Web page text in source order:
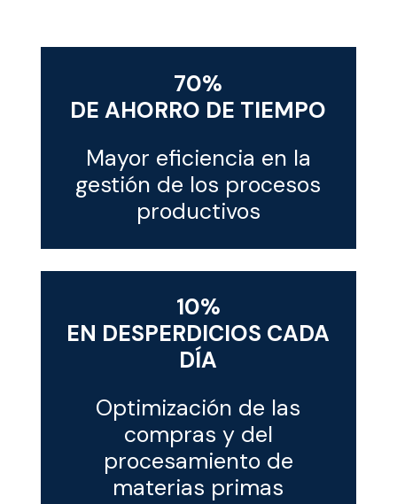
70%
DE AHORRO DE TIEMPO
Mayor eficiencia en la
gestión de los procesos
productivos
10%
EN DESPERDICIOS CADA
DÍA
Optimización de las
compras y del
procesamiento de
materias primas